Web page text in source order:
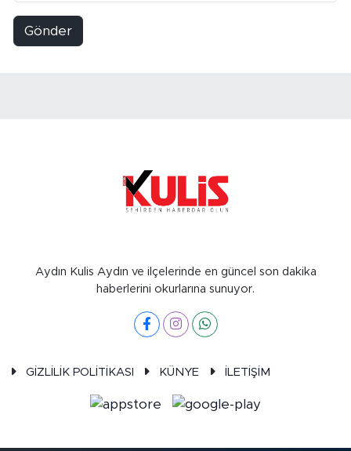
Gönder
Aydın Kulis Aydın ve ilçelerinde en güncel son dakika
haberlerini okurlarına sunuyor.
GİZLİLİK POLİTİKASI KÜNYE İLETİŞİM